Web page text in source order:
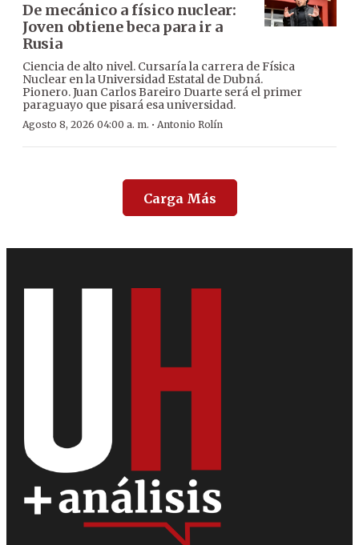
De mecánico a físico nuclear:
Joven obtiene beca para ir a
Rusia
Ciencia de alto nivel. Cursaría la carrera de Física
Nuclear en la Universidad Estatal de Dubná.
Pionero. Juan Carlos Bareiro Duarte será el primer
paraguayo que pisará esa universidad.
Agosto 8, 2026 04:00 a. m. · Antonio Rolín
Carga Más